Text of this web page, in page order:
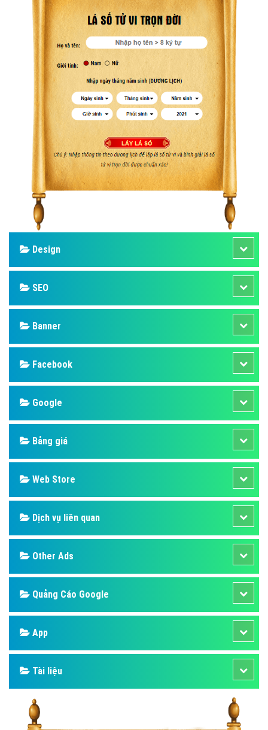
Design
SEO
Banner
Facebook
Google
Bảng giá
Web Store
Dịch vụ liên quan
Other Ads
Quảng Cáo Google
App
Tài liệu